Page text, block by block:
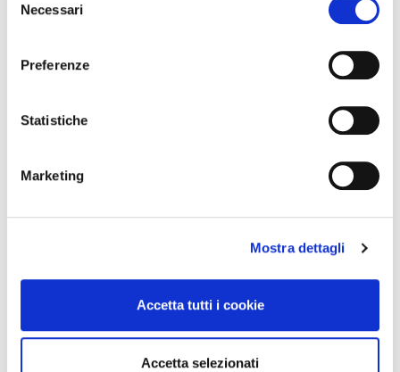
Necessari
Preferenze
Statistiche
Marketing
Mostra dettagli
Accetta tutti i cookie
Accetta selezionati
Nome Associato
Collegio Regionale